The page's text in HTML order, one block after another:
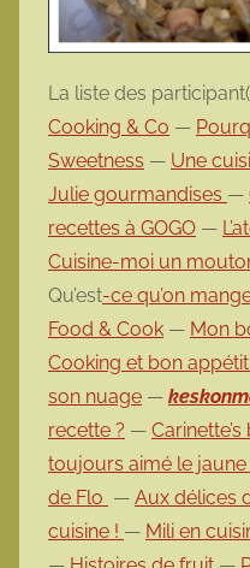
La liste des
Cooking & Co —
Sweetness — Une
Julie gourmandises —
recettes à GOGO —
Cuisine-moi un
Qu’est-ce qu’on
Food & Cook — Mon
Cooking et bon appétit
son nuage —
recette ? —
toujours aimé le
de Flo — Aux délices
cuisine ! — Mili en